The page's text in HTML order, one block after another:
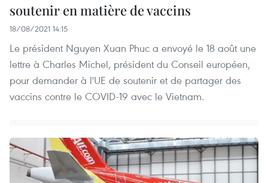
soutenir en matière de vaccins
18/08/2021 14:15
Le président Nguyen Xuan Phuc a envoyé le 18 août une
lettre à Charles Michel, président du Conseil européen,
pour demander à l'UE de soutenir et de partager des
vaccins contre le COVID-19 avec le Vietnam.